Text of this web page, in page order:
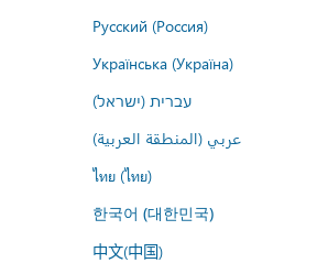
Русский (Россия)
Українська (Україна)
עברית (ישראל)
عربي (المنطقة العربية)
ไทย (ไทย)
한국어 (대한민국)
中文(中国)